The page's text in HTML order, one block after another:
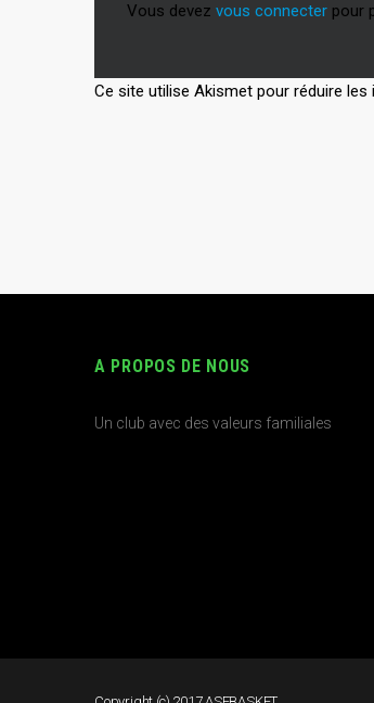
Vous devez vous connecter pour
Ce site utilise Akismet pour réduire les
A PROPOS DE NOUS
Un club avec des valeurs familiales